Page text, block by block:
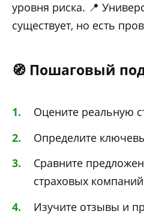
уровня риска. 📍
существует, но есть
🧭 Пошаговый
Оцените реальную
Определите
Сравните
страховых
Изучите отзывы и